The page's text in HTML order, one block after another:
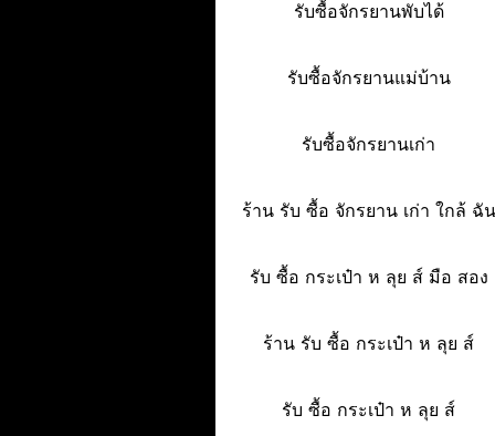
รับซื้อจักรยานพับได้
รับซื้อจักรยานแม่บ้าน
รับซื้อจักรยานเก่า
ร้าน รับ ซื้อ จักรยาน เก่า ใกล้ ฉัน
รับ ซื้อ กระเป๋า ห ลุย ส์ มือ สอง
ร้าน รับ ซื้อ กระเป๋า ห ลุย ส์
รับ ซื้อ กระเป๋า ห ลุย ส์